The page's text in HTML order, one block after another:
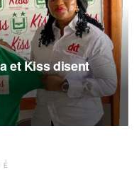
et Kiss disent